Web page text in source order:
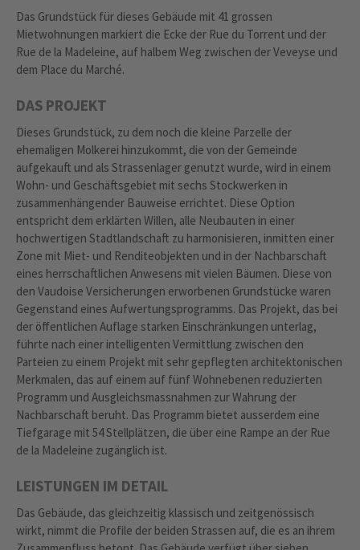
Das Grundstück für dieses Gebäude mit 41 grossen
Mietwohnungen markiert die Ecke der Rue du Torrent und der
Rue de la Madeleine, auf halbem Weg zwischen der Veveyse und
dem Place du Marché.
DAS PROJEKT
Dieses Grundstück, zu dem noch die kleine Parzelle der
ehemaligen Molkerei hinzukommt, die von der Gemeinde
aufgekauft und als Strassenlager genutzt wurde, wird in einem
Wohn- und Geschäftsgebiet mit sechs Stockwerken in
zusammenhängender Bauweise errichtet. Diese Option
entspricht dem erklärten Willen, alle Neubauten in einer
hochwertigen Stadtlandschaft zu harmonisieren, inmitten einer
Zone mit Miet- und Renditeobjekten und in der Nachbarschaft
eines herrschaftlichen Anwesens mit vielen Bäumen. Diese von
den Vaudoise Versicherungen erworbenen Grundstücke waren
Gegenstand eines Aufwertungsprogramms. Das Projekt, das bei
der öffentlichen Auflage starken Einschränkungen unterlag,
führte nach einer intelligenten Vermittlung zwischen den
Parteien zu einem Projekt mit sehr gepflegten architektonischen
Merkmalen, das auf einem auf fünf Wohnebenen reduzierten
Programm und Ausgleichsmassnahmen zur Wahrung der
Nachbarschaft beruht. Das Programm bietet ausserdem eine
Tiefgarage mit 54 Stellplätzen, die über eine Rampe an der Rue
de la Madeleine zugänglich ist.
LEISTUNGEN IM DETAIL
Das Gebäude, das gleichzeitig klassisch und zeitgenössisch
wirkt, nimmt die Profile der beiden Strassen auf, die es an ihrem